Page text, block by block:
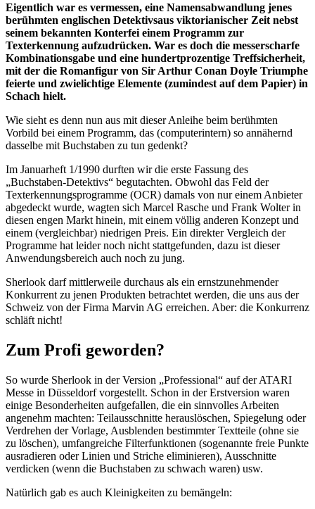
Eigentlich war es vermessen, eine Namensabwandlung jenes
berühmten englischen Detektivsaus viktorianischer Zeit nebst
seinem bekannten Konterfei einem Programm zur
Texterkennung aufzudrücken. War es doch die messerscharfe
Kombinationsgabe und eine hundertprozentige Treffsicherheit,
mit der die Romanfigur von Sir Arthur Conan Doyle Triumphe
feierte und zwielichtige Elemente (zumindest auf dem Papier) in
Schach hielt.
Wie sieht es denn nun aus mit dieser Anleihe beim berühmten
Vorbild bei einem Programm, das (computerintern) so annähernd
dasselbe mit Buchstaben zu tun gedenkt?
Im Januarheft 1/1990 durften wir die erste Fassung des
„Buchstaben-Detektivs“ begutachten. Obwohl das Feld der
Texterkennungsprogramme (OCR) damals von nur einem Anbieter
abgedeckt wurde, wagten sich Marcel Rasche und Frank Wolter in
diesen engen Markt hinein, mit einem völlig anderen Konzept und
einem (vergleichbar) niedrigen Preis. Ein direkter Vergleich der
Programme hat leider noch nicht stattgefunden, dazu ist dieser
Anwendungsbereich auch noch zu jung.
Sherlook darf mittlerweile durchaus als ein ernstzunehmender
Konkurrent zu jenen Produkten betrachtet werden, die uns aus der
Schweiz von der Firma Marvin AG erreichen. Aber: die Konkurrenz
schläft nicht!
Zum Profi geworden?
So wurde Sherlook in der Version „Professional“ auf der ATARI
Messe in Düsseldorf vorgestellt. Schon in der Erstversion waren
einige Besonderheiten aufgefallen, die ein sinnvolles Arbeiten
angenehm machten: Teilausschnitte herauslöschen, Spiegelung oder
Verdrehen der Vorlage, Ausblenden bestimmter Textteile (ohne sie
zu löschen), umfangreiche Filterfunktionen (sogenannte freie Punkte
ausradieren oder Linien und Striche eliminieren), Ausschnitte
verdicken (wenn die Buchstaben zu schwach waren) usw.
Natürlich gab es auch Kleinigkeiten zu bemängeln: